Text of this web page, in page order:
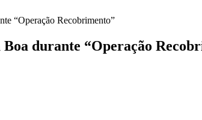
“Operação Recobrimento”
durante “Operação